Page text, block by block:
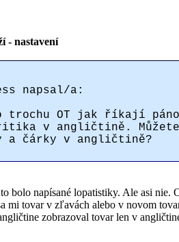
- nastavení
napsal/a:
trochu OT jak říkají
v angličtině. Můžete
a čárky v angličtině?
bolo napísané lopatistiky. Ale asi nie.
mi tovar v zľavách alebo v novom
zobrazoval tovar len v